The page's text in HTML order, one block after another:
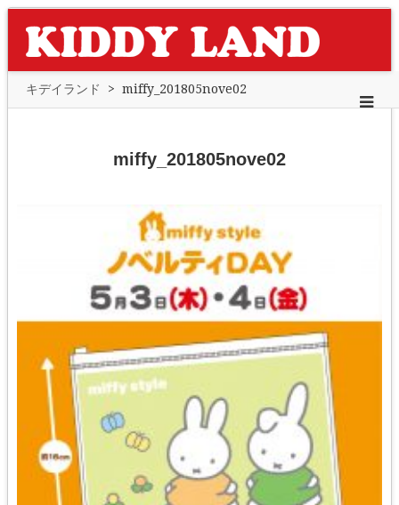
キデイランド > miffy_201805nove02
miffy_201805nove02